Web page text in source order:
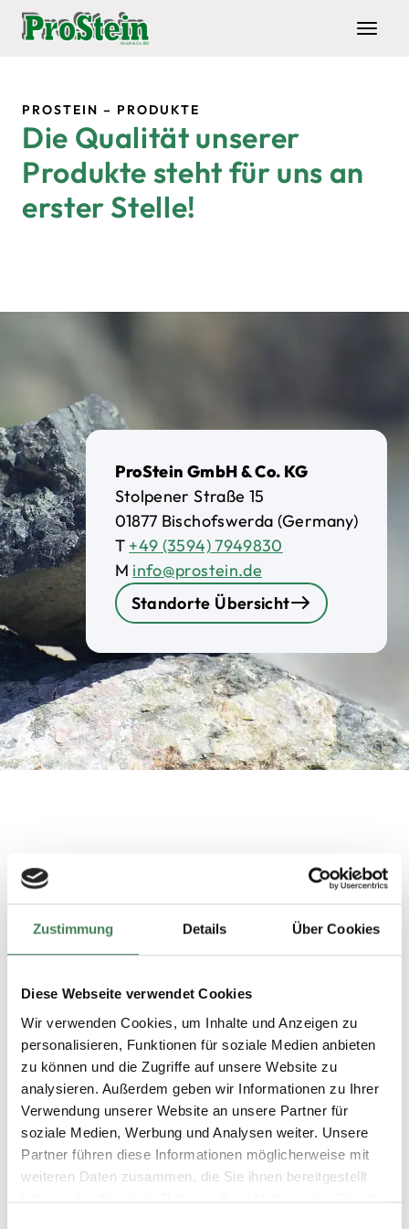
Zustimmung Details Über Cookies
Diese Webseite verwendet Cookies
Wir verwenden Cookies, um Inhalte und Anzeigen zu
personalisieren, Funktionen für soziale Medien anbieten
zu können und die Zugriffe auf unsere Website zu
analysieren. Außerdem geben wir Informationen zu Ihrer
Verwendung unserer Website an unsere Partner für
soziale Medien, Werbung und Analysen weiter. Unsere
Partner führen diese Informationen möglicherweise mit
weiteren Daten zusammen, die Sie ihnen bereitgestellt
haben oder die sie im Rahmen Ihrer Nutzung der Dienste
Zum Hauptinhalt springen
PROSTEIN – PRODUKTE
Die Qualität unserer
Produkte steht für uns an
erster Stelle!
ProStein GmbH & Co. KG
Stolpener Straße 15
01877 Bischofswerda (Germany)
T +49 (3594) 7949830
M info@prostein.de
Standorte Übersicht